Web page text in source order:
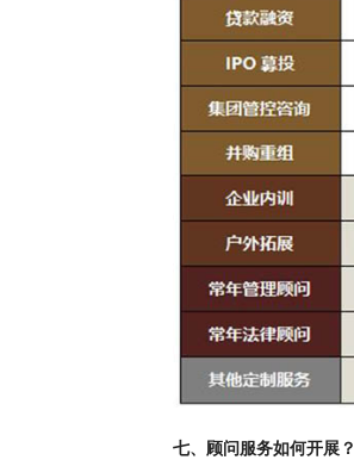
七、顾问服务如何开展？